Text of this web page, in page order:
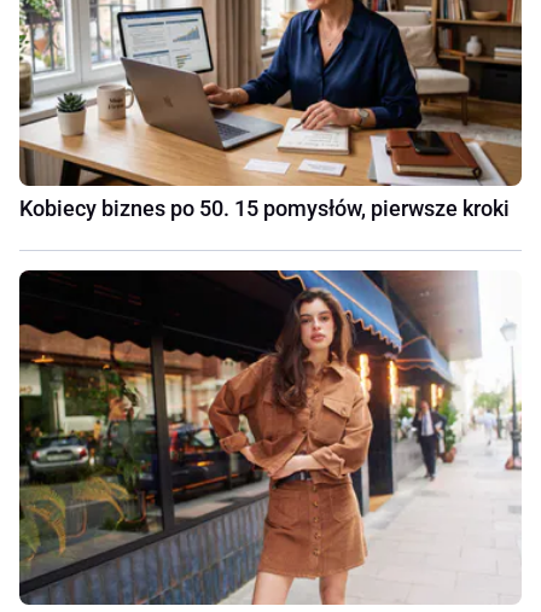
Kobiecy biznes po 50. 15 pomysłów, pierwsze kroki